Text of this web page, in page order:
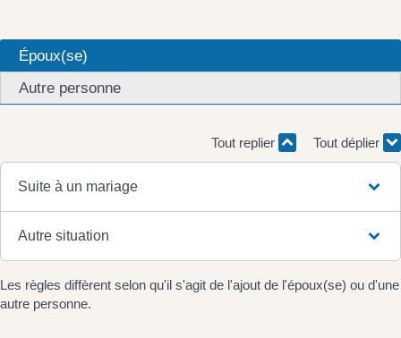
Époux(se)
Autre personne
Tout replier Tout déplier
Suite à un mariage
Autre situation
Les règles diffèrent selon qu'il s'agit de l'ajout de l'époux(se) ou d'une
autre personne.